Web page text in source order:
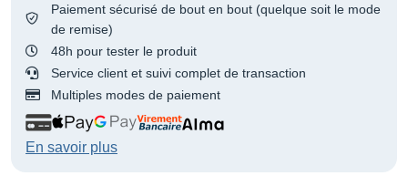
Paiement sécurisé de bout en bout (quelque soit le mode
de remise)
48h pour tester le produit
Service client et suivi complet de transaction
Multiples modes de paiement
En savoir plus